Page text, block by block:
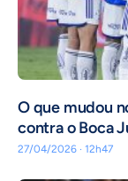
O que mudou
contra o Boca
27/04/2026 · 12h47